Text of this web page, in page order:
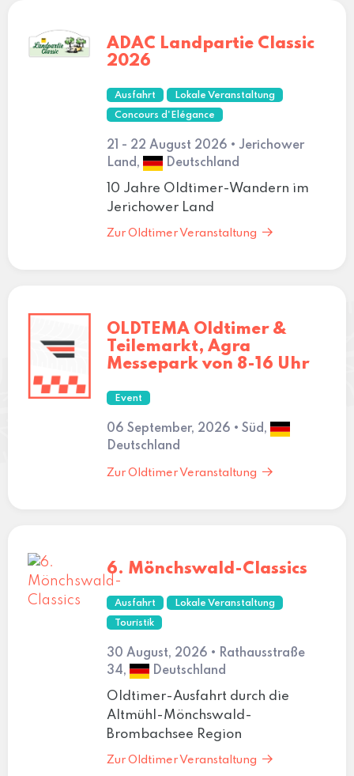
ADAC Landpartie Classic
2026
Ausfahrt Lokale Veranstaltung
Concours d'Elégance
21 - 22 August 2026 • Jerichower
Land,
Deutschland
10 Jahre Oldtimer-Wandern im
Jerichower Land
Zur Oldtimer Veranstaltung
OLDTEMA Oldtimer &
Teilemarkt, Agra
Messepark von 8-16 Uhr
Event
06 September, 2026 • Süd,
Deutschland
Zur Oldtimer Veranstaltung
6. Mönchswald-Classics
Ausfahrt Lokale Veranstaltung
Touristik
30 August, 2026 • Rathausstraße
34,
Deutschland
Oldtimer-Ausfahrt durch die
Altmühl-Mönchswald-
Brombachsee Region
Zur Oldtimer Veranstaltung